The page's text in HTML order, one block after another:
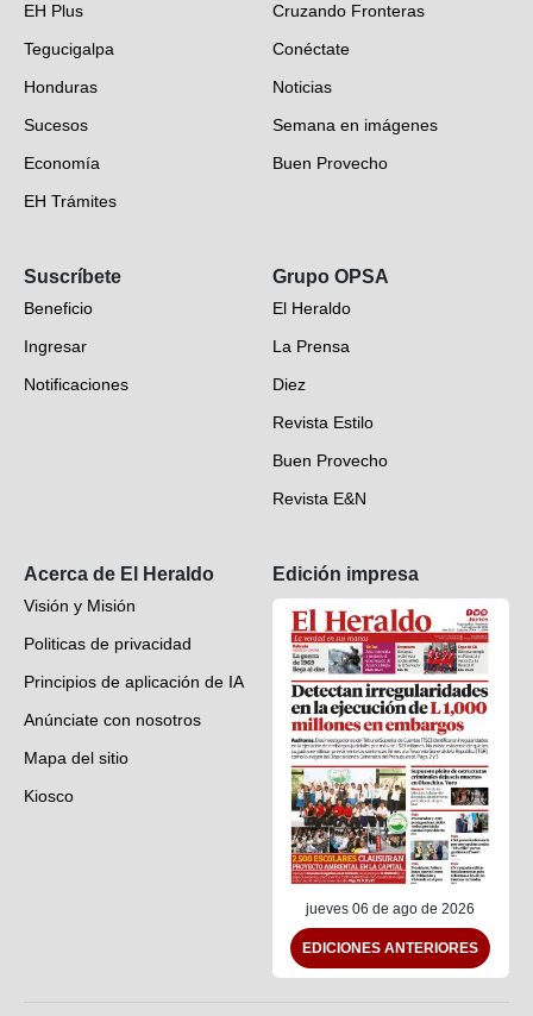
EH Plus
Tegucigalpa
Honduras
Sucesos
Economía
EH Trámites
EH Verifica
Fotogalerías
Deportes
Videos
Cruzando Fronteras
Conéctate
Noticias
Semana en imágenes
Buen Provecho
Suscríbete
Beneficio
Ingresar
Notificaciones
Grupo OPSA
El Heraldo
La Prensa
Diez
Revista Estilo
Buen Provecho
Revista E&N
Acerca de El Heraldo
Visión y Misión
Politicas de privacidad
Principios de aplicación de IA
Anúnciate con nosotros
Mapa del sitio
Kiosco
Edición impresa
jueves 06 de ago de 2026
EDICIONES ANTERIORES